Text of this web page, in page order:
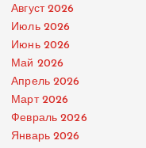
Август 2026
Июль 2026
Июнь 2026
Май 2026
Апрель 2026
Март 2026
Февраль 2026
Январь 2026